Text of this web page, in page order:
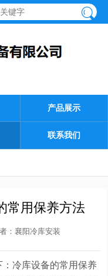
产品展示
联系我们
常用保养方法
： 襄阳冷库安装
冷库设备的常用保养